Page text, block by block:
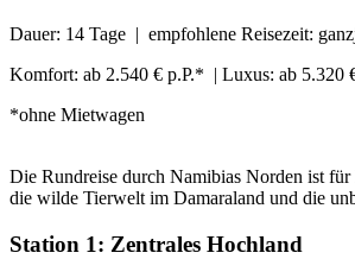
Dauer: 14 Tage | empfohlene Reisezeit:
Komfort: ab 2.540 € p.P.* | Luxus: ab 5.320
*ohne Mietwagen
Die Rundreise durch Namibias Norden ist
die wilde Tierwelt im Damaraland und die
Station 1: Zentrales Hochland